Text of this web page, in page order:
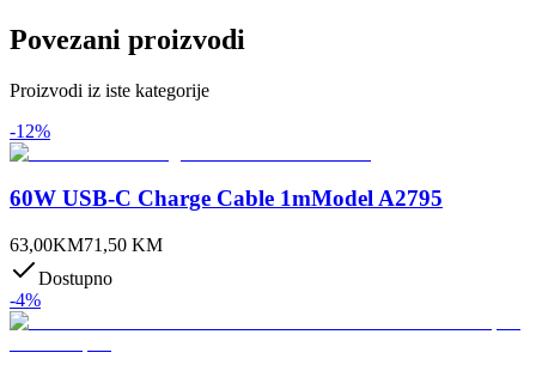
Povezani proizvodi
Proizvodi iz iste kategorije
-12%
60W USB-C Charge Cable 1mModel A2795
63,00KM71,50 KM
Dostupno
-4%